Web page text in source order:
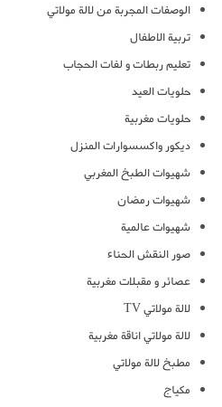
الوصفات المجربة من لالة مولاتي
تربية الاطفال
تعليم ربطات و لفات الحجاب
حلويات العيد
حلويات مغربية
ديكور واكسسوارات المنزل
شهيوات الطبخ المغربي
شهيوات رمضان
شهيوات عالمية
صور النقش الحناء
عصائر و مقبلات مغربية
لالة مولاتي TV
لالة مولاتي اناقة مغربية
مطبخ لالة مولاتي
مكياج